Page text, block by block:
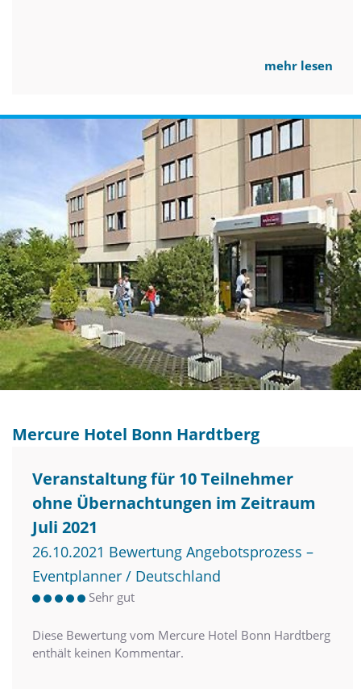
mehr lesen
Mercure Hotel Bonn Hardtberg
Veranstaltung für 10 Teilnehmer
ohne Übernachtungen im Zeitraum
Juli 2021
26.10.2021 Bewertung Angebotsprozess –
Eventplanner / Deutschland
Sehr gut
Diese Bewertung vom Mercure Hotel Bonn Hardtberg
enthält keinen Kommentar.